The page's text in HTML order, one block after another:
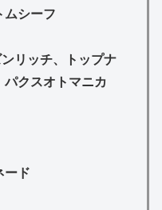
ムシーフ
リッチ、トップナ
クスオトマニカ
ード